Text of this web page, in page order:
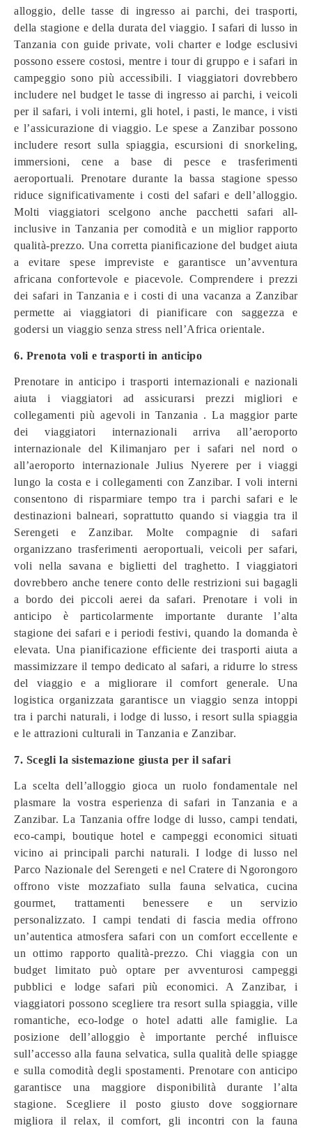
alloggio, delle tasse di ingresso ai parchi, dei trasporti,
della stagione e della durata del viaggio. I safari di lusso in
Tanzania con guide private, voli charter e lodge esclusivi
possono essere costosi, mentre i tour di gruppo e i safari in
campeggio sono più accessibili. I viaggiatori dovrebbero
includere nel budget le tasse di ingresso ai parchi, i veicoli
per il safari, i voli interni, gli hotel, i pasti, le mance, i visti
e l’assicurazione di viaggio. Le spese a Zanzibar possono
includere resort sulla spiaggia, escursioni di snorkeling,
immersioni, cene a base di pesce e trasferimenti
aeroportuali. Prenotare durante la bassa stagione spesso
riduce significativamente i costi del safari e dell’alloggio.
Molti viaggiatori scelgono anche pacchetti safari all-
inclusive in Tanzania per comodità e un miglior rapporto
qualità-prezzo. Una corretta pianificazione del budget aiuta
a evitare spese impreviste e garantisce un’avventura
africana confortevole e piacevole. Comprendere i prezzi
dei safari in Tanzania e i costi di una vacanza a Zanzibar
permette ai viaggiatori di pianificare con saggezza e
godersi un viaggio senza stress nell’Africa orientale.
6. Prenota voli e trasporti in anticipo
Prenotare in anticipo i trasporti internazionali e nazionali
aiuta i viaggiatori ad assicurarsi prezzi migliori e
collegamenti più agevoli in Tanzania . La maggior parte
dei viaggiatori internazionali arriva all’aeroporto
internazionale del Kilimanjaro per i safari nel nord o
all’aeroporto internazionale Julius Nyerere per i viaggi
lungo la costa e i collegamenti con Zanzibar. I voli interni
consentono di risparmiare tempo tra i parchi safari e le
destinazioni balneari, soprattutto quando si viaggia tra il
Serengeti e Zanzibar. Molte compagnie di safari
organizzano trasferimenti aeroportuali, veicoli per safari,
voli nella savana e biglietti del traghetto. I viaggiatori
dovrebbero anche tenere conto delle restrizioni sui bagagli
a bordo dei piccoli aerei da safari. Prenotare i voli in
anticipo è particolarmente importante durante l’alta
stagione dei safari e i periodi festivi, quando la domanda è
elevata. Una pianificazione efficiente dei trasporti aiuta a
massimizzare il tempo dedicato al safari, a ridurre lo stress
del viaggio e a migliorare il comfort generale. Una
logistica organizzata garantisce un viaggio senza intoppi
tra i parchi naturali, i lodge di lusso, i resort sulla spiaggia
e le attrazioni culturali in Tanzania e Zanzibar.
7. Scegli la sistemazione giusta per il safari
La scelta dell’alloggio gioca un ruolo fondamentale nel
plasmare la vostra esperienza di safari in Tanzania e a
Zanzibar. La Tanzania offre lodge di lusso, campi tendati,
eco-campi, boutique hotel e campeggi economici situati
vicino ai principali parchi naturali. I lodge di lusso nel
Parco Nazionale del Serengeti e nel Cratere di Ngorongoro
offrono viste mozzafiato sulla fauna selvatica, cucina
gourmet, trattamenti benessere e un servizio
personalizzato. I campi tendati di fascia media offrono
un’autentica atmosfera safari con un comfort eccellente e
un ottimo rapporto qualità-prezzo. Chi viaggia con un
budget limitato può optare per avventurosi campeggi
pubblici e lodge safari più economici. A Zanzibar, i
viaggiatori possono scegliere tra resort sulla spiaggia, ville
romantiche, eco-lodge o hotel adatti alle famiglie. La
posizione dell’alloggio è importante perché influisce
sull’accesso alla fauna selvatica, sulla qualità delle spiagge
e sulla comodità degli spostamenti. Prenotare con anticipo
garantisce una maggiore disponibilità durante l’alta
stagione. Scegliere il posto giusto dove soggiornare
migliora il relax, il comfort, gli incontri con la fauna